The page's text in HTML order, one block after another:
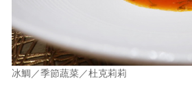
冰鯛／季節蔬菜／杜克莉莉